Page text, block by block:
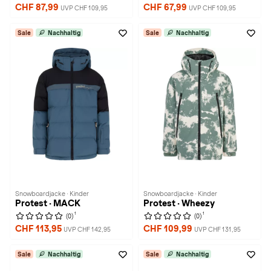
CHF 87,99 UVP CHF 109,95 CHF 67,99 UVP CHF 109,95
Sale Nachhaltig
Snowboardjacke · Kinder
Protest · MACK
(0) 1
CHF 113,95 UVP CHF 142,95
Sale Nachhaltig
Snowboardjacke · Kinder
Protest · Wheezy
(0) 1
CHF 109,99 UVP CHF 131,95
Sale Nachhaltig Sale Nachhaltig